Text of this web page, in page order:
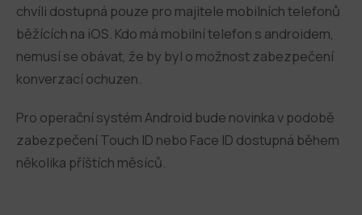
chvíli dostupná pouze pro majitele mobilních telefonů
běžících na iOS. Kdo má mobilní telefon s androidem,
nemusí se obávat, že by byl o možnost zabezpečení
konverzací ochuzen.
Pro operační systém Android bude novinka v podobě
zabezpečení Touch ID nebo Face ID dostupná během
několika příštích měsíců.